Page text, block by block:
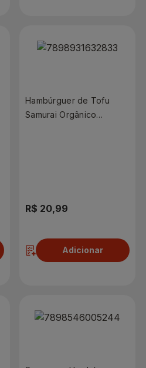
Hambúrguer de Tofu
Samurai Orgânico
R$ 20,99
Adicionar